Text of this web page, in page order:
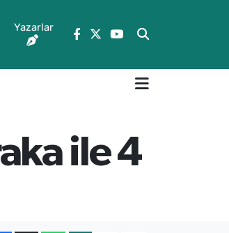
Yazarlar
ile 4